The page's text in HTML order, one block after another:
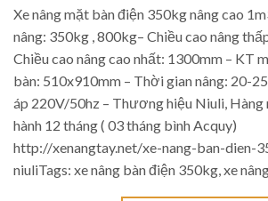
Xe nâng mặt bàn điện 350kg nâng cao
nâng: 350kg , 800kg– Chiều cao nâng
Chiều cao nâng cao nhất: 1300mm – KT
bàn: 510x910mm – Thời gian nâng: 20-
áp 220V/50hz – Thương hiệu Niuli, Hàng
hành 12 tháng ( 03 tháng bình Acquy)
http://xenangtay.net/xe-nang-ban-dien-
niuliTags: xe nâng bàn điện 350kg, xe